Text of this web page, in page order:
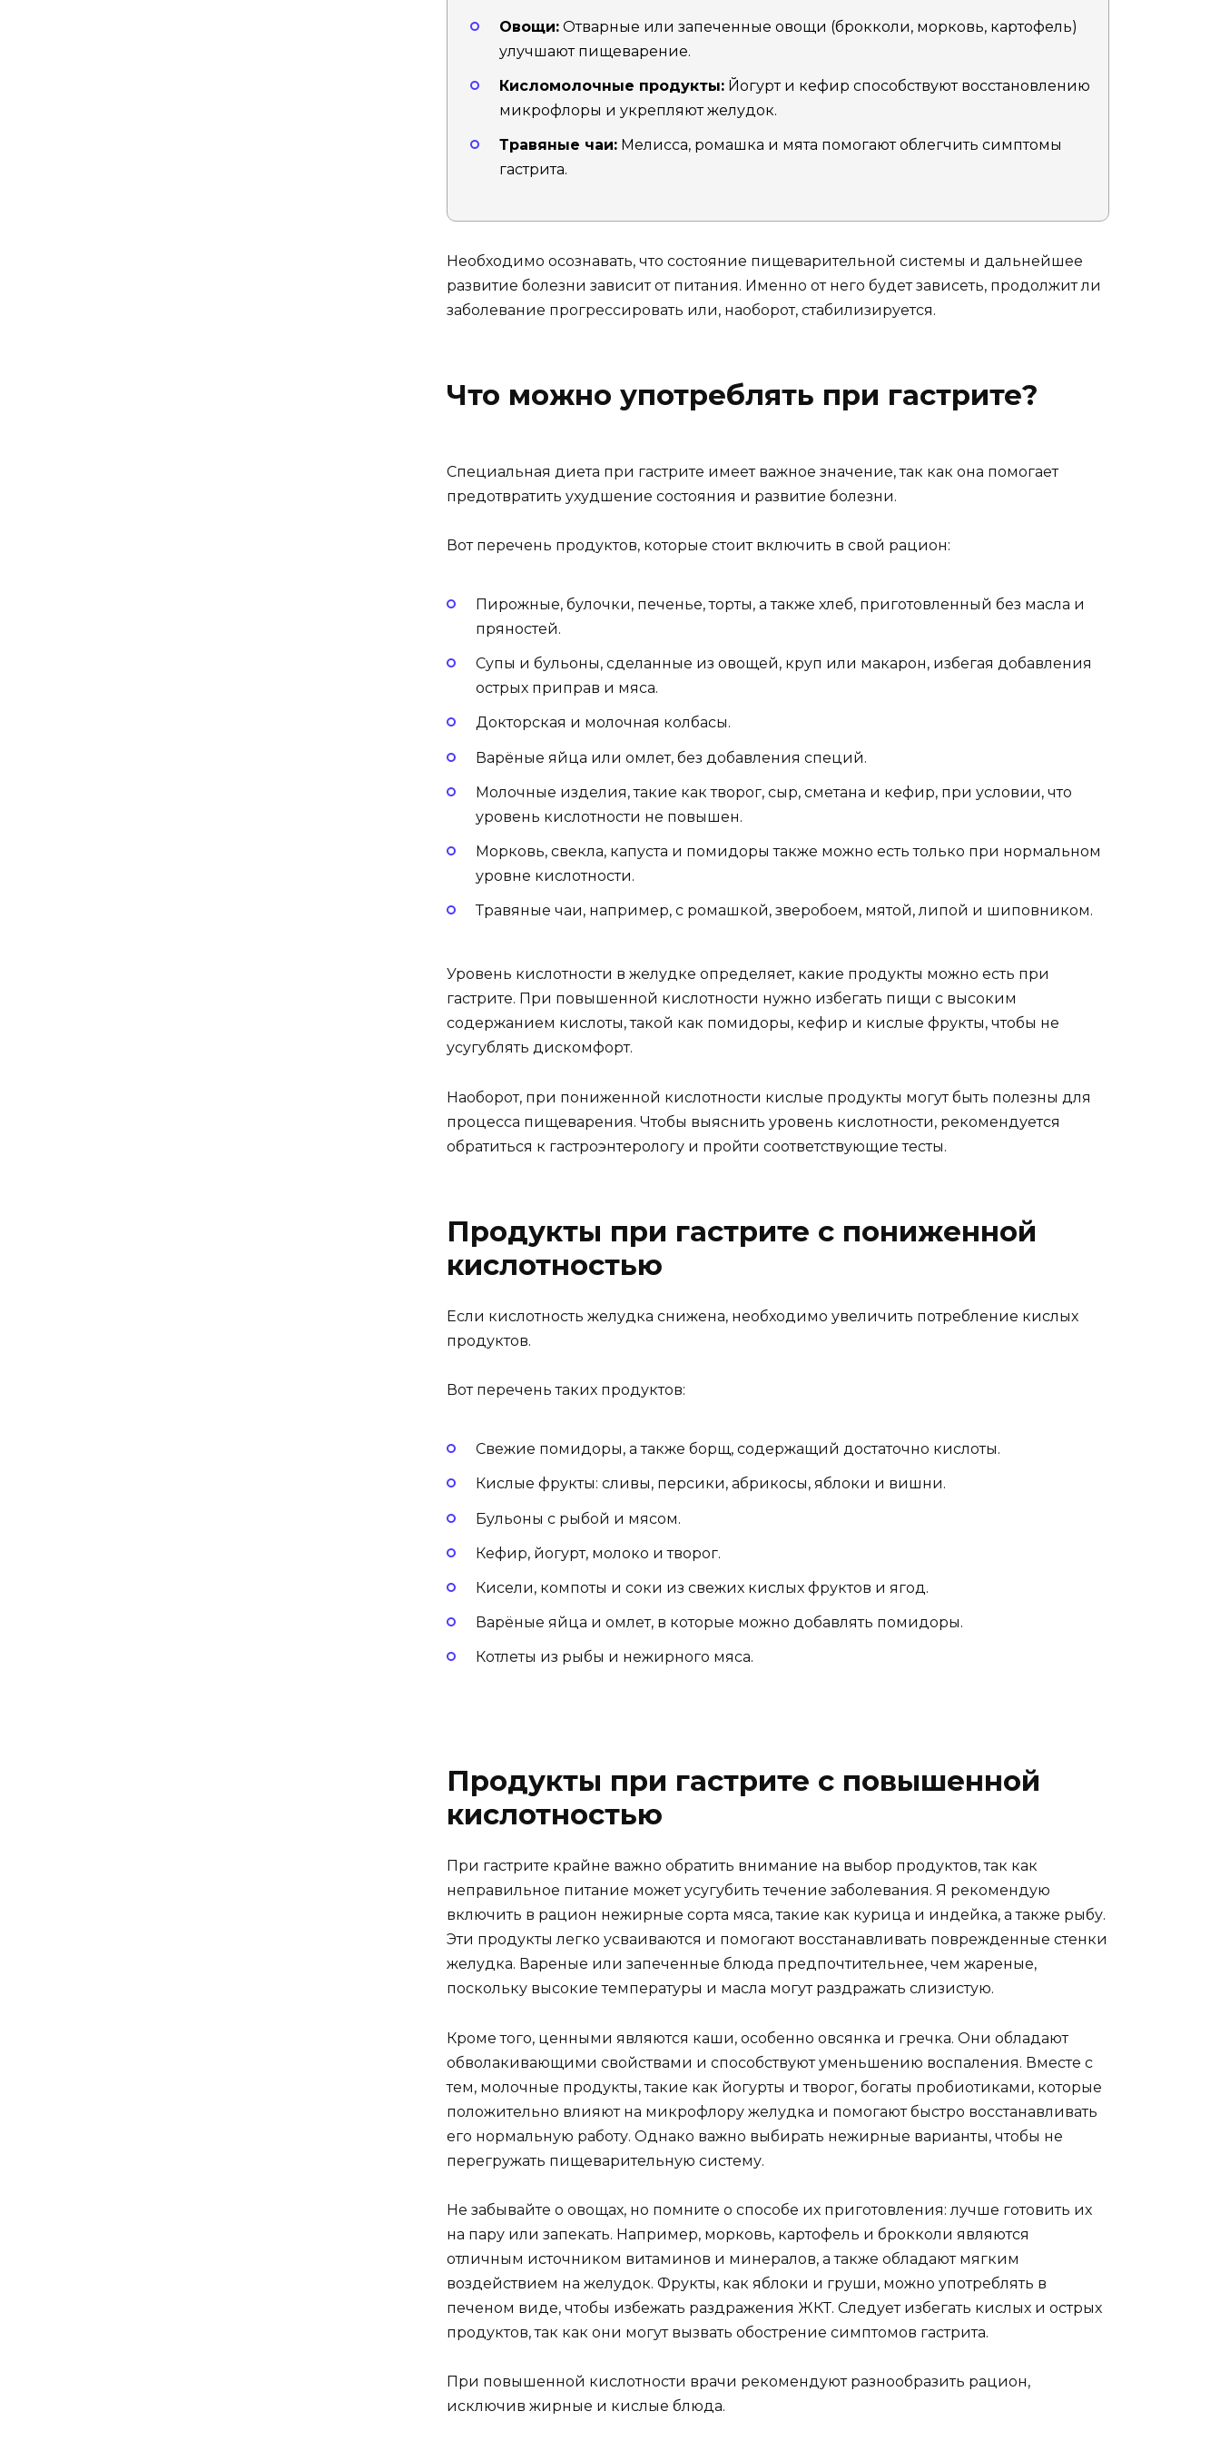
Овощи: Отварные или запеченные овощи (брокколи, морковь, картофель)
улучшают пищеварение.
Кисломолочные продукты: Йогурт и кефир способствуют восстановлению
микрофлоры и укрепляют желудок.
Травяные чаи: Мелисса, ромашка и мята помогают облегчить симптомы
гастрита.
Необходимо осознавать, что состояние пищеварительной системы и дальнейшее
развитие болезни зависит от питания. Именно от него будет зависеть, продолжит ли
заболевание прогрессировать или, наоборот, стабилизируется.
Что можно употреблять при гастрите?
Специальная диета при гастрите имеет важное значение, так как она помогает
предотвратить ухудшение состояния и развитие болезни.
Вот перечень продуктов, которые стоит включить в свой рацион:
Пирожные, булочки, печенье, торты, а также хлеб, приготовленный без масла и
пряностей.
Супы и бульоны, сделанные из овощей, круп или макарон, избегая добавления
острых приправ и мяса.
Докторская и молочная колбасы.
Варёные яйца или омлет, без добавления специй.
Молочные изделия, такие как творог, сыр, сметана и кефир, при условии, что
уровень кислотности не повышен.
Морковь, свекла, капуста и помидоры также можно есть только при нормальном
уровне кислотности.
Травяные чаи, например, с ромашкой, зверобоем, мятой, липой и шиповником.
Уровень кислотности в желудке определяет, какие продукты можно есть при
гастрите. При повышенной кислотности нужно избегать пищи с высоким
содержанием кислоты, такой как помидоры, кефир и кислые фрукты, чтобы не
усугублять дискомфорт.
Наоборот, при пониженной кислотности кислые продукты могут быть полезны для
процесса пищеварения. Чтобы выяснить уровень кислотности, рекомендуется
обратиться к гастроэнтерологу и пройти соответствующие тесты.
Продукты при гастрите с пониженной
кислотностью
Если кислотность желудка снижена, необходимо увеличить потребление кислых
продуктов.
Вот перечень таких продуктов:
Свежие помидоры, а также борщ, содержащий достаточно кислоты.
Кислые фрукты: сливы, персики, абрикосы, яблоки и вишни.
Бульоны с рыбой и мясом.
Кефир, йогурт, молоко и творог.
Кисели, компоты и соки из свежих кислых фруктов и ягод.
Варёные яйца и омлет, в которые можно добавлять помидоры.
Котлеты из рыбы и нежирного мяса.
Продукты при гастрите с повышенной
кислотностью
При гастрите крайне важно обратить внимание на выбор продуктов, так как
неправильное питание может усугубить течение заболевания. Я рекомендую
включить в рацион нежирные сорта мяса, такие как курица и индейка, а также рыбу.
Эти продукты легко усваиваются и помогают восстанавливать поврежденные стенки
желудка. Вареные или запеченные блюда предпочтительнее, чем жареные,
поскольку высокие температуры и масла могут раздражать слизистую.
Кроме того, ценными являются каши, особенно овсянка и гречка. Они обладают
обволакивающими свойствами и способствуют уменьшению воспаления. Вместе с
тем, молочные продукты, такие как йогурты и творог, богаты пробиотиками, которые
положительно влияют на микрофлору желудка и помогают быстро восстанавливать
его нормальную работу. Однако важно выбирать нежирные варианты, чтобы не
перегружать пищеварительную систему.
Не забывайте о овощах, но помните о способе их приготовления: лучше готовить их
на пару или запекать. Например, морковь, картофель и брокколи являются
отличным источником витаминов и минералов, а также обладают мягким
воздействием на желудок. Фрукты, как яблоки и груши, можно употреблять в
печеном виде, чтобы избежать раздражения ЖКТ. Следует избегать кислых и острых
продуктов, так как они могут вызвать обострение симптомов гастрита.
При повышенной кислотности врачи рекомендуют разнообразить рацион,
исключив жирные и кислые блюда.